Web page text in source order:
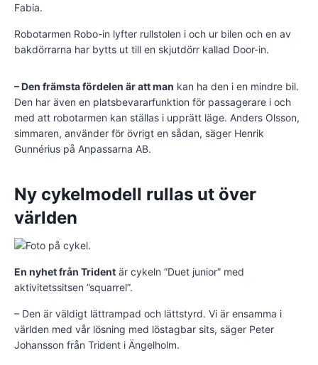
Fabia.
Robotarmen Robo-in lyfter rullstolen i och ur bilen och en av
bakdörrarna har bytts ut till en skjutdörr kallad Door-in.
– Den främsta fördelen är att man kan ha den i en mindre bil.
Den har även en platsbevararfunktion för passagerare i och
med att robotarmen kan ställas i upprätt läge. Anders Olsson,
simmaren, använder för övrigt en sådan, säger Henrik
Gunnérius på Anpassarna AB.
Ny cykelmodell rullas ut över
världen
En nyhet från Trident är cykeln ”Duet junior” med
aktivitetssitsen ”squarrel”.
– Den är väldigt lättrampad och lättstyrd. Vi är ensamma i
världen med vår lösning med löstagbar sits, säger Peter
Johansson från Trident i Ängelholm.